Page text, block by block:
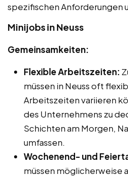
spezifischen Anforderungen
Minijobs in Neuss
Gemeinsamkeiten:
Flexible Arbeitszeiten:
müssen in Neuss oft
Arbeitszeiten variieren
des Unternehmens zu
Schichten am Morgen,
umfassen.
Wochenend- und
müssen möglicherweise